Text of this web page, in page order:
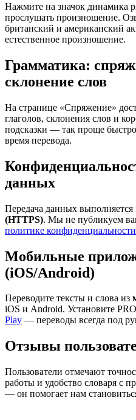
Нажмите на значок динамика
прослушать произношение.
британский и американский
естественное произношение.
Грамматика:
склонение слов
На странице «Спряжение»
глаголов, склонения слов и
подсказки — так проще
время перевода.
данных
Передача данных выполняется
(HTTPS). Мы не публикуем
политике конфиденциальности
Мобильные
(iOS/Android)
Переводите тексты и слова из
iOS и Android. Установите
Play — переводы всегда под
Отзывы
Пользователи отмечают
работы и удобство словаря с
— он помогает нам